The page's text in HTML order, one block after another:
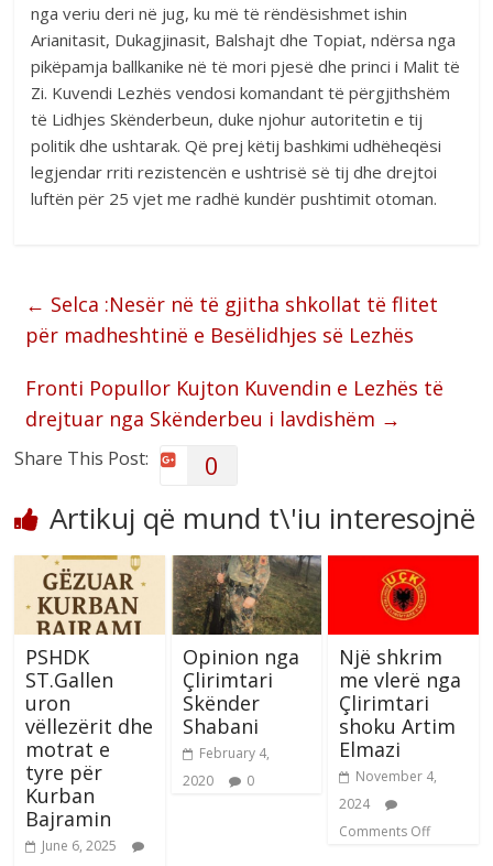
nga veriu deri në jug, ku më të rëndësishmet ishin
Arianitasit, Dukagjinasit, Balshajt dhe Topiat, ndërsa nga
pikëpamja ballkanike në të mori pjesë dhe princi i Malit të
Zi. Kuvendi Lezhës vendosi komandant të përgjithshëm
të Lidhjes Skënderbeun, duke njohur autoritetin e tij
politik dhe ushtarak. Që prej këtij bashkimi udhëheqësi
legjendar rriti rezistencën e ushtrisë së tij dhe drejtoi
luftën për 25 vjet me radhë kundër pushtimit otoman.
← Selca :Nesër në të gjitha shkollat të flitet
për madheshtinë e Besëlidhjes së Lezhës
Fronti Popullor Kujton Kuvendin e Lezhës të
drejtuar nga Skënderbeu i lavdishëm →
Share This Post: 0
Artikuj që mund t\'iu interesojnë
PSHDK
ST.Gallen
uron
vëllezërit dhe
motrat e
tyre për
Kurban
Bajramin
June 6, 2025
Opinion nga
Çlirimtari
Skënder
Shabani
February 4,
2020
0
Një shkrim
me vlerë nga
Çlirimtari
shoku Artim
Elmazi
November 4,
2024
Comments Off